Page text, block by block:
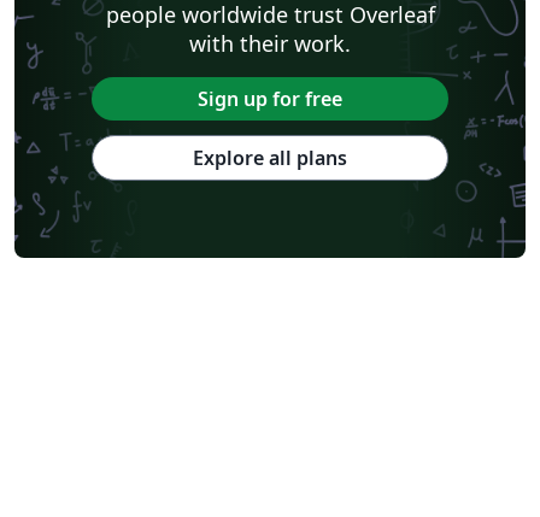
people worldwide trust Overleaf
with their work.
Sign up for free
Explore all plans